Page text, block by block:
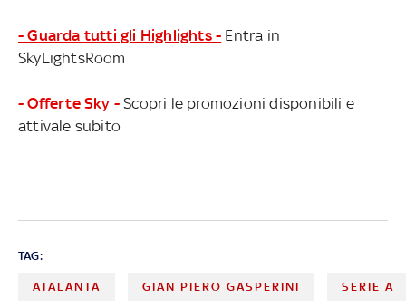
- Guarda tutti gli Highlights - Entra in
SkyLightsRoom
- Offerte Sky - Scopri le promozioni disponibili e
attivale subito
TAG:
ATALANTA GIAN PIERO GASPERINI SERIE A